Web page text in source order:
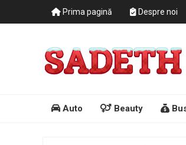
Prima pagină Despre noi
Auto Beauty